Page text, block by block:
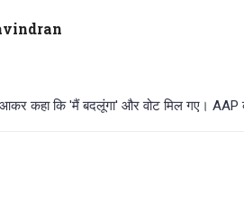
कहा कि 'मैं बदलूंगा' और वोट मिल गए।